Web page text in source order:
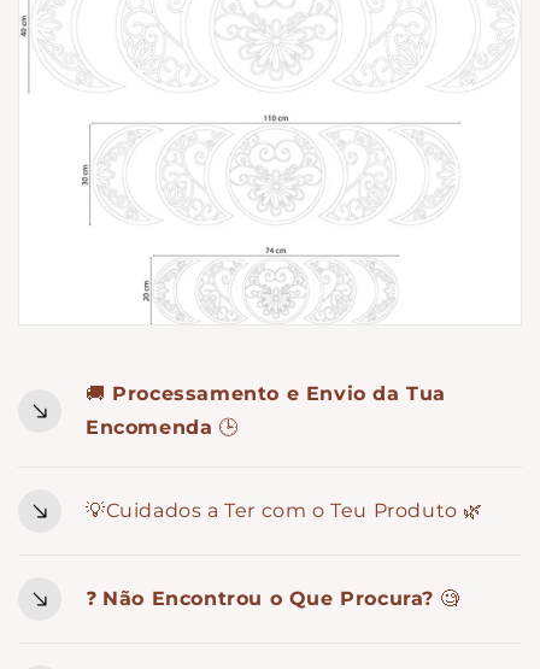
🚚 Processamento e Envio da Tua
Encomenda 🕒
💡Cuidados a Ter com o Teu Produto 🌿
❓ Não Encontrou o Que Procura? 🧐